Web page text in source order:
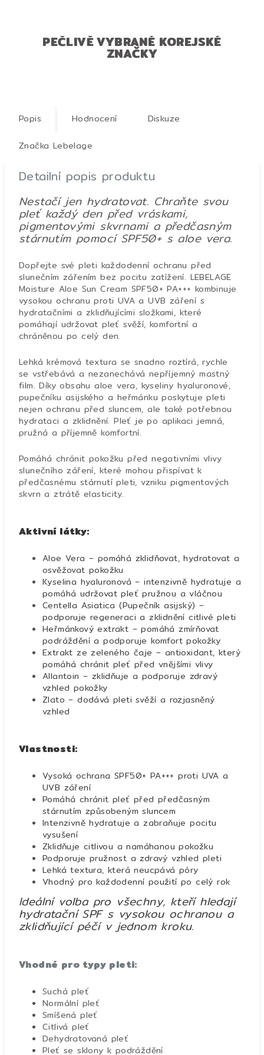
PEČLIVĚ VYBRANÉ KOREJSKÉ
ZNAČKY
Popis Hodnocení Diskuze
Značka Lebelage
Detailní popis produktu
Nestačí jen hydratovat. Chraňte svou
pleť každý den před vráskami,
pigmentovými skvrnami a předčasným
stárnutím pomocí SPF50+ s aloe vera.
Dopřejte své pleti každodenní ochranu před
slunečním zářením bez pocitu zatížení. LEBELAGE
Moisture Aloe Sun Cream SPF50+ PA+++ kombinuje
vysokou ochranu proti UVA a UVB záření s
hydratačními a zklidňujícími složkami, které
pomáhají udržovat pleť svěží, komfortní a
chráněnou po celý den.
Lehká krémová textura se snadno roztírá, rychle
se vstřebává a nezanechává nepříjemný mastný
film. Díky obsahu aloe vera, kyseliny hyaluronové,
pupečníku asijského a heřmánku poskytuje pleti
nejen ochranu před sluncem, ale také potřebnou
hydrataci a zklidnění. Pleť je po aplikaci jemná,
pružná a příjemně komfortní.
Pomáhá chránit pokožku před negativními vlivy
slunečního záření, které mohou přispívat k
předčasnému stárnutí pleti, vzniku pigmentových
skvrn a ztrátě elasticity.
Aktivní látky:
Aloe Vera – pomáhá zklidňovat, hydratovat a
osvěžovat pokožku
Kyselina hyaluronová – intenzivně hydratuje a
pomáhá udržovat pleť pružnou a vláčnou
Centella Asiatica (Pupečník asijský) –
podporuje regeneraci a zklidnění citlivé pleti
Heřmánkový extrakt – pomáhá zmírňovat
podráždění a podporuje komfort pokožky
Extrakt ze zeleného čaje – antioxidant, který
pomáhá chránit pleť před vnějšími vlivy
Allantoin – zklidňuje a podporuje zdravý
vzhled pokožky
Zlato – dodává pleti svěží a rozjasněný
vzhled
Vlastnosti:
Vysoká ochrana SPF50+ PA+++ proti UVA a
UVB záření
Pomáhá chránit pleť před předčasným
stárnutím způsobeným sluncem
Intenzivně hydratuje a zabraňuje pocitu
vysušení
Zklidňuje citlivou a namáhanou pokožku
Podporuje pružnost a zdravý vzhled pleti
Lehká textura, která neucpává póry
Vhodný pro každodenní použití po celý rok
Ideální volba pro všechny, kteří hledají
hydratační SPF s vysokou ochranou a
zklidňující péčí v jednom kroku.
Vhodné pro typy pleti:
Suchá pleť
Normální pleť
Smíšená pleť
Citlivá pleť
Dehydratovaná pleť
Pleť se sklony k podráždění